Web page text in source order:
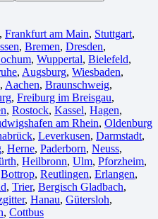
, Frankfurt am Main, Stuttgart,
, Bremen, Dresden,
, Wuppertal⁠, Bielefeld⁠,
, Augsburg, Wiesbaden⁠,
, Aachen⁠, Braunschweig,
, Freiburg im Breisgau⁠,
, Rostock⁠, Kassel⁠, Hagen,
am Rhein⁠, Oldenburg
, Leverkusen, Darmstadt⁠,
, Herne⁠, Paderborn, Neuss,
, Heilbronn, Ulm⁠, Pforzheim,
Bottrop, Reutlingen, Erlangen⁠,
, Trier⁠, Bergisch Gladbach,
, Hanau, Gütersloh,
, Cottbus⁠